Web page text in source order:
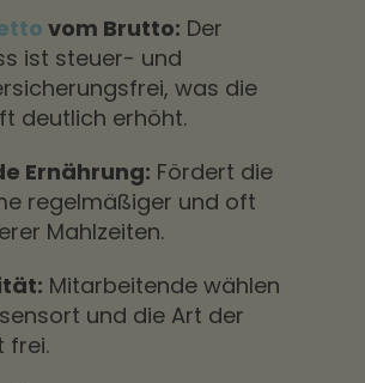
vom Brutto: Der
ist steuer- und
was die
deutlich erhöht.
Ernährung: Fördert die
regelmäßiger und oft
Mahlzeiten.
Mitarbeitende wählen
und die Art der
frei.